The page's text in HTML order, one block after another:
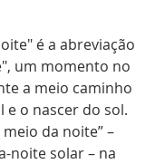
é a abreviação
um momento no
a meio caminho
o nascer do sol.
da noite” –
noite solar – na